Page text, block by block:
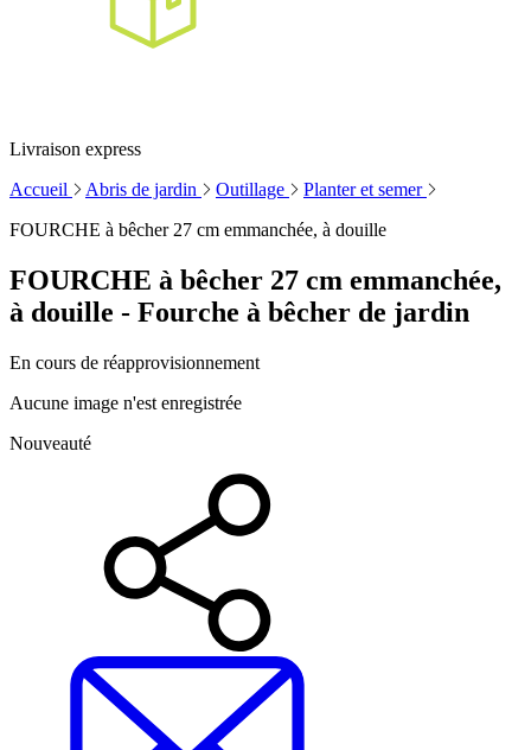
Livraison express
Accueil
Abris de jardin Outillage
Planter et semer
FOURCHE à bêcher 27 cm emmanchée, à douille
FOURCHE à bêcher 27 cm emmanchée,
à douille - Fourche à bêcher de jardin
En cours de réapprovisionnement
Aucune image n'est enregistrée
Nouveauté